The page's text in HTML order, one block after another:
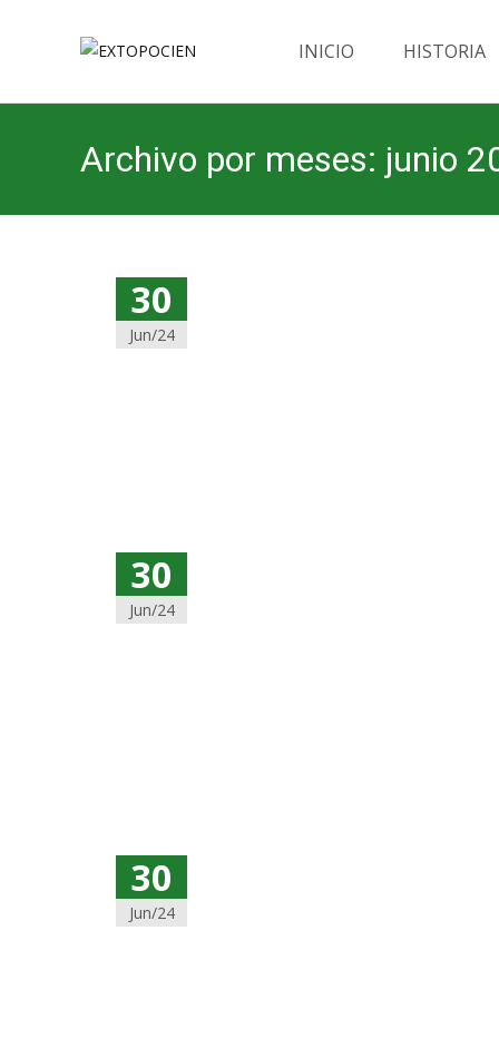
INICIO HISTORIA
Archivo por meses: junio
30
Jun/24
30
Jun/24
30
Jun/24